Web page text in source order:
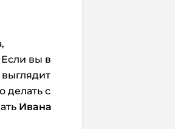
вы в
выглядит
делать с
Ивана